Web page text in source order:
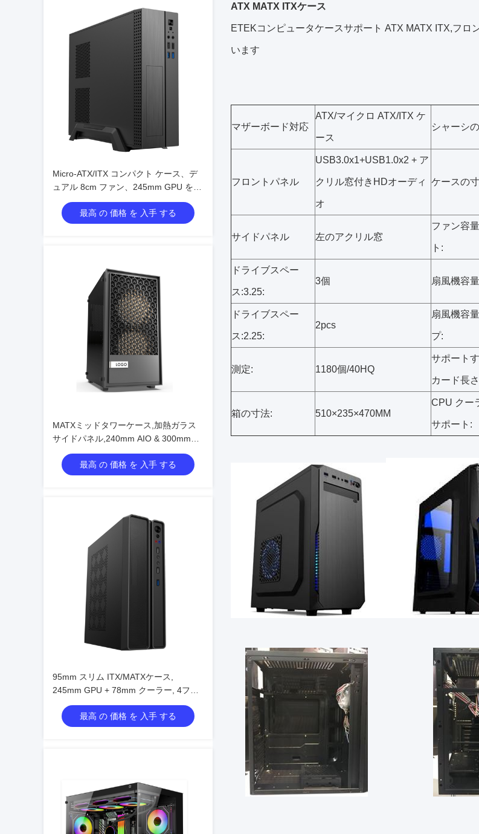
Micro-ATX/ITX コンパクト ケース、デ
ュアル 8cm ファン、245mm GPU をサ
ポート
最高 の 価格 を 入手 する
MATXミッドタワーケース,加熱ガラス
サイドパネル,240mm AIO & 300mm
GPUサポート
最高 の 価格 を 入手 する
95mm スリム ITX/MATXケース,
245mm GPU + 78mm クーラー, 4ファ
ンのサポート
最高 の 価格 を 入手 する
ATX MATX ITXケース
ETEKコンピュータケースサポート ATX MATX ITX,フ
います
マザーボード対応
ATX/マイクロ ATX/ITX ケ
ース
シャーシ
フロントパネル
USB3.0x1+USB1.0x2 + ア
クリル窓付きHDオーディ
オ
ケースの
サイドパネル 左のアクリル窓
ファン容
ト:
ドライブスペー
ス:3.25:
3個 扇風機容
ドライブスペー
ス:2.25:
2pcs
扇風機容
プ:
測定: 1180個/40HQ
サポート
カード長
箱の寸法: 510×235×470MM
CPU クー
サポート: